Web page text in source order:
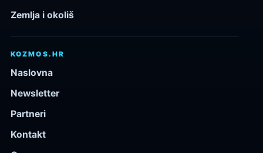
Zemlja i okoliš
KOZMOS.HR
Naslovna
Newsletter
Partneri
Kontakt